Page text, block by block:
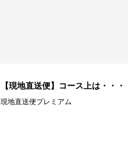
【現地直送便】コース上は・・・
現地直送便プレミアム